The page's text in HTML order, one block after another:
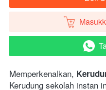
`
`
Memperkenalkan,
Kerudung sekolah instan